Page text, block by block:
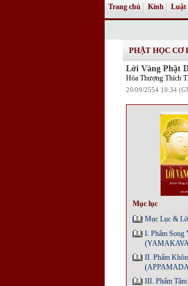
Trang chủ Kinh Luật
PHẬT HỌC CƠ
Lời Vàng Phật
Hòa Thượng Thích
20/09/2554 10:34
Mục lục
Mục Lục &
I. Phẩm Song
II. Phẩm
III. Phẩm